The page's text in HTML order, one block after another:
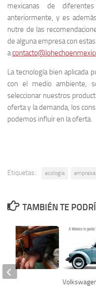
mexicanas de
anteriormente, y es
nutre de las
de alguna empresa con
a
La tecnología bien aplicada
con el medio ambiente,
seleccionar nuestros
oferta y la demanda, los
podemos influir en la oferta.
Etiquetas: ecologia
TAMBIÉN TE